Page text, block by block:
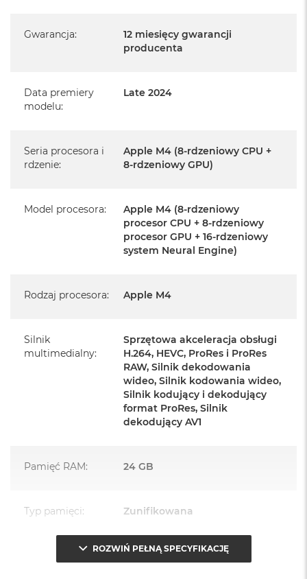
Istnieje możliwość przedłużenia gwarancji producenta.
Posiada fabryczne opakowanie
Język polski wybieramy przy pierwszym uruchomieniu
Zawartość zestawu:
Mysz Magic Mouse
Przewód zasilający (2 m)
Przewód USB‑C do ładowania
siedmiu wspaniałych kolorach desktop all‑in‑one będzie
TURBODOPALANY CZIPEM M4– Z czipem Apple M4
Gwarancja:
12 miesięcy gwarancji
producenta
Data premiery
modelu:
Late 2024
Seria procesora i
rdzenie:
Apple M4 (8-rdzeniowy CPU +
8-rdzeniowy GPU)
Model procesora:
Apple M4 (8-rdzeniowy
procesor CPU + 8-rdzeniowy
procesor GPU + 16-rdzeniowy
system Neural Engine)
Rodzaj procesora: Apple M4
Silnik
multimedialny:
Sprzętowa akceleracja obsługi
H.264, HEVC, ProRes i ProRes
RAW, Silnik dekodowania
wideo, Silnik kodowania wideo,
Silnik kodujący i dekodujący
format ProRes, Silnik
dekodujący AV1
Pamięć RAM: 24 GB
Typ pamięci: Zunifikowana
Przepustowość
120 GB/s
ROZWIŃ PEŁNĄ SPECYFIKACJĘ